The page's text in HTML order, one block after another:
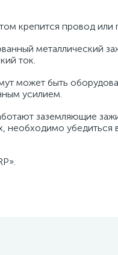
крепится провод или
металлический
ток.
может быть
усилием.
заземляющие
необходимо